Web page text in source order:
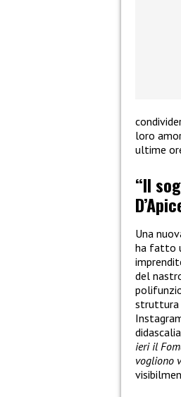
loro
ultime
“Il
Una
ha fatto
del
struttura
ieri il
vogliono